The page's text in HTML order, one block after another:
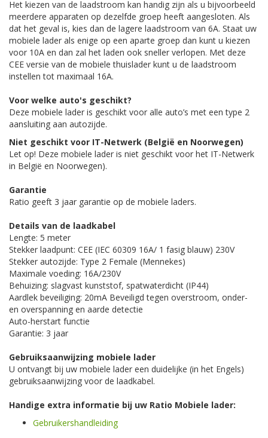
Het kiezen van de laadstroom kan handig zijn als u bijvoorbeeld
meerdere apparaten op dezelfde groep heeft aangesloten. Als
dat het geval is, kies dan de lagere laadstroom van 6A. Staat uw
mobiele lader als enige op een aparte groep dan kunt u kiezen
voor 10A en dan zal het laden ook sneller verlopen. Met deze
CEE versie van de mobiele thuislader kunt u de laadstroom
instellen tot maximaal 16A.
Voor welke auto's geschikt?
Deze mobiele lader is geschikt voor alle auto’s met een type 2
aansluiting aan autozijde.
Niet geschikt voor IT-Netwerk (België en Noorwegen)
Let op! Deze mobiele lader is niet geschikt voor het IT-Netwerk
in België en Noorwegen).
Garantie
Ratio geeft 3 jaar garantie op de mobiele laders.
Details van de laadkabel
Lengte: 5 meter
Stekker laadpunt: CEE (IEC 60309 16A/ 1 fasig blauw) 230V
Stekker autozijde: Type 2 Female (Mennekes)
Maximale voeding: 16A/230V
Behuizing: slagvast kunststof, spatwaterdicht (IP44)
Aardlek beveiliging: 20mA Beveiligd tegen overstroom, onder-
en overspanning en aarde detectie
Auto-herstart functie
Garantie: 3 jaar
Gebruiksaanwijzing mobiele lader
U ontvangt bij uw mobiele lader een duidelijke (in het Engels)
gebruiksaanwijzing voor de laadkabel.
Handige extra informatie bij uw Ratio Mobiele lader:
Gebruikershandleiding